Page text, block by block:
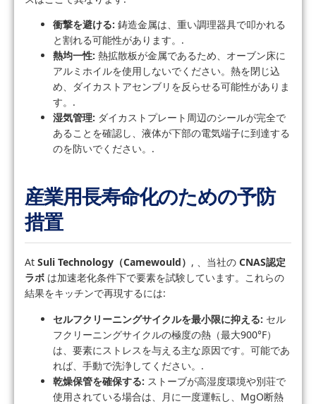
衝撃を避ける: 鋳造金属は、重い調理器具で叩かれる
と割れる可能性があります。.
熱均一性: 熱拡散板が金属であるため、オーブン床に
アルミホイルを使用しないでください。熱を閉じ込
め、ダイカストアセンブリを反らせる可能性がありま
す。.
湿気管理: ダイカストプレート周辺のシールが完全で
あることを確認し、液体が下部の電気端子に到達する
のを防いでください。.
産業用長寿命化のための予防
措置
At Suli Technology（Camewould） , 、当社の CNAS認定
ラボ は加速老化条件下で要素を試験しています。これらの
結果をキッチンで再現するには:
セルフクリーニングサイクルを最小限に抑える: セル
フクリーニングサイクルの極度の熱（最大900°F）
は、要素にストレスを与える主な原因です。可能であ
れば、手動で洗浄してください。.
乾燥保管を確保する: ストーブが高湿度環境や別荘で
使用されている場合は、月に一度運転し、MgO断熱